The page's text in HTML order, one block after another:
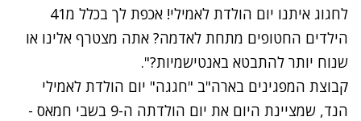
לחגוג איתנו יום הולדת לאמילי! אכפת לך בכלל מ41
הילדים החטופים מתחת לאדמה? אתה מצטרף אלינו או
שנוח יותר להתבטא באנטישמיות?".
קבוצת המפגינים בארה"ב "חגגה" יום הולדת לאמילי
הנד, שמציינת היום את יום הולדתה ה-9 בשבי חמאס -